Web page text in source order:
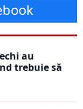
au
trebuie să